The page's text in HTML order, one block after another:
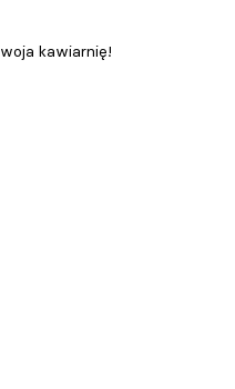
kawiarnię!